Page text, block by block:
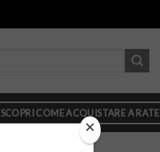
SCOPRI COME ACQUISTARE A RATE